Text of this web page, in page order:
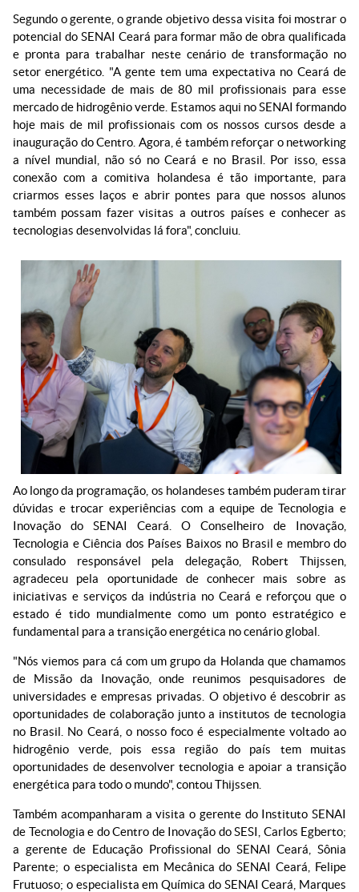
Segundo o gerente, o grande objetivo dessa visita foi mostrar o
potencial do SENAI Ceará para formar mão de obra qualificada
e pronta para trabalhar neste cenário de transformação no
setor energético. "A gente tem uma expectativa no Ceará de
uma necessidade de mais de 80 mil profissionais para esse
mercado de hidrogênio verde. Estamos aqui no SENAI formando
hoje mais de mil profissionais com os nossos cursos desde a
inauguração do Centro. Agora, é também reforçar o networking
a nível mundial, não só no Ceará e no Brasil. Por isso, essa
conexão com a comitiva holandesa é tão importante, para
criarmos esses laços e abrir pontes para que nossos alunos
também possam fazer visitas a outros países e conhecer as
tecnologias desenvolvidas lá fora", concluiu.
Ao longo da programação, os holandeses também puderam tirar
dúvidas e trocar experiências com a equipe de Tecnologia e
Inovação do SENAI Ceará. O Conselheiro de Inovação,
Tecnologia e Ciência dos Países Baixos no Brasil e membro do
consulado responsável pela delegação, Robert Thijssen,
agradeceu pela oportunidade de conhecer mais sobre as
iniciativas e serviços da indústria no Ceará e reforçou que o
estado é tido mundialmente como um ponto estratégico e
fundamental para a transição energética no cenário global.
"Nós viemos para cá com um grupo da Holanda que chamamos
de Missão da Inovação, onde reunimos pesquisadores de
universidades e empresas privadas. O objetivo é descobrir as
oportunidades de colaboração junto a institutos de tecnologia
no Brasil. No Ceará, o nosso foco é especialmente voltado ao
hidrogênio verde, pois essa região do país tem muitas
oportunidades de desenvolver tecnologia e apoiar a transição
energética para todo o mundo", contou Thijssen.
Também acompanharam a visita o gerente do Instituto SENAI
de Tecnologia e do Centro de Inovação do SESI, Carlos Egberto;
a gerente de Educação Profissional do SENAI Ceará, Sônia
Parente; o especialista em Mecânica do SENAI Ceará, Felipe
Frutuoso; o especialista em Química do SENAI Ceará, Marques